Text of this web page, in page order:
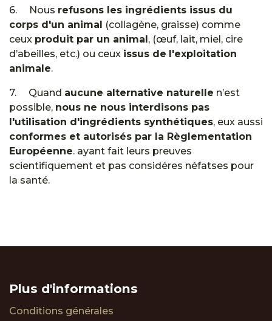
6. Nous refusons les ingrédients issus du
corps d'un animal (collagène, graisse) comme
ceux produit par un animal, (œuf, lait, miel, cire
d’abeilles, etc.) ou ceux issus de l'exploitation
animale.
7. Quand aucune alternative naturelle n’est
possible, nous ne nous interdisons pas
l'utilisation d'ingrédients synthétiques, eux aussi
conformes et autorisés par la Règlementation
Européenne. ayant fait leurs preuves
scientifiquement et pas considéres néfatses pour
la santé.
Plus d'informations
Conditions générales